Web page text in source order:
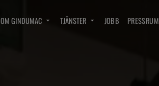
OM GINDUMAC TJÄNSTER JOBB PRESSRUM